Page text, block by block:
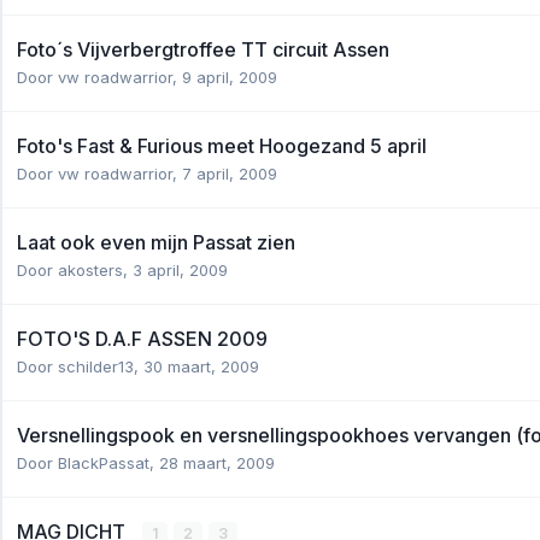
Foto´s Vijverbergtroffee TT circuit Assen
Door vw roadwarrior, 9 april, 2009
Foto's Fast & Furious meet Hoogezand 5 april
Door vw roadwarrior, 7 april, 2009
Laat ook even mijn Passat zien
Door akosters, 3 april, 2009
FOTO'S D.A.F ASSEN 2009
Door schilder13, 30 maart, 2009
Versnellingspook en versnellingspookhoes vervangen
Door BlackPassat, 28 maart, 2009
MAG DICHT 1 2 3